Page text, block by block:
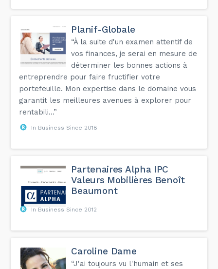
Planif-Globale
“À la suite d'un examen attentif de
vos finances, je serai en mesure de
déterminer les bonnes actions à
entreprendre pour faire fructifier votre
portefeuille. Mon expertise dans le domaine vous
garantit les meilleures avenues à explorer pour
rentabili...”
In Business Since 2018
Partenaires Alpha IPC
Valeurs Mobilières Benoît
Beaumont
In Business Since 2012
Caroline Dame
“J'ai toujours vu l'humain et ses